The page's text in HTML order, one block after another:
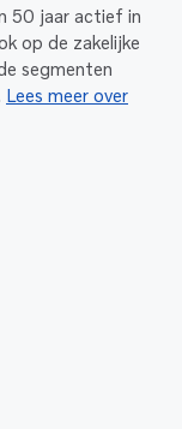
50 jaar actief in
op de zakelijke
segmenten
Lees meer over